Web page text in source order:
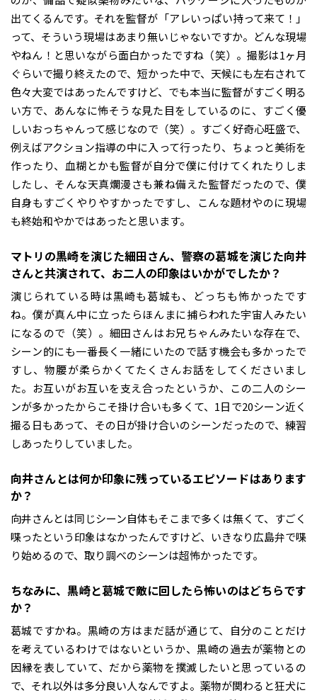
出てくるんです。それを監督が「アレいっぱい持って来て！」
って、そういう現場はあまり無いじゃないですか。どんな現場
やねん！と思いながら面白かったですね（笑）。撮影は1ヶ月
ぐらいで撮り終えたので、短かった中で、天候にも左右されて
色々大変ではあったんですけど、でも本当に監督がすごく明る
い方で、あんなに怖そうな見た目をしているのに、すごく優
しいおっちゃんって感じなので（笑）。すごく好奇心旺盛で、
例えばアクション指導の中に入って行ったり、ちょっと美術を
作ったり、血糊とかも監督が自分で僕に付けてくれたりしま
したし、そんな天真爛漫さも兼ね備えた監督だったので、僕
自身もすごくやりやすかったですし、こんな題材やのに現場
も終始和やかではあったと思います。
――マトリの黒崎を演じた細田さん、警察の葛城を演じた向井
さんと共演されて、お二人の印象はいかがでしたか？
演じられている時は黒崎も葛城も、どっちも怖かったです
ね。僕が真ん中に立ったらほんまに捕らわれた宇宙人みたい
になるので（笑）。細田さんはお兄ちゃんみたいな存在で、
シーン的にも一番長く一緒にいたので話す機会も多かったで
すし、物腰が柔らかくてたくさんお話をしてくださいまし
た。お互いがお互いを支え合ったというか、この二人のシー
ンが多かったからこそ掛け合いも多くて、1日で20シーン近く
撮る日もあって、その日が掛け合いのシーンだったので、練習
しあったりしていました。
――向井さんとは何か印象に残っているエピソードはあります
か？
向井さんとは同じシーン自体もそこまで多くは無くて、すごく
喋ったという印象はなかったんですけど、いきなり広島弁で喋
り始めるので、取り調べのシーンは超怖かったです。
――ちなみに、黒崎と葛城で敵に回したら怖いのはどちらです
か？
葛城ですかね。黒崎の方はまだ話が通じて、自分のことだけ
を考えているわけではないというか、黒崎の過去が薬物との
因縁を表していて、だから薬物を撲滅したいと思っているの
で、それ以外は多分良い人なんですよ。薬物が関わると狂犬に